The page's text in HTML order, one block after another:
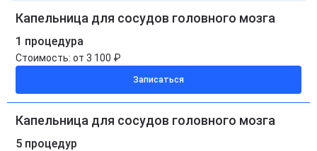
Капельница для сосудов головного мозга
1 процедура
Стоимость: от 3 100 ₽
Записаться
Капельница для сосудов головного мозга
5 процедур